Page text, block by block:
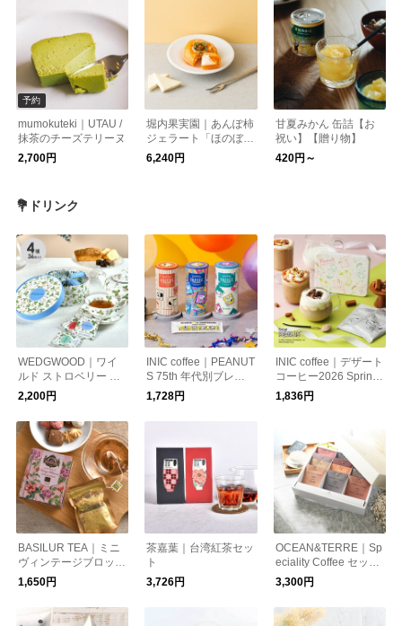
予約
mumokuteki｜UTAU /
抹茶のチーズテリーヌ
2,700円
堀内果実園｜あんぽ柿
ジェラート「ほのぼ
の」
6,240円
甘夏みかん 缶詰【お
祝い】【贈り物】
420円～
💐ドリンク
WEDGWOOD｜ワイ
ルド ストロベリー テ
ィーバッグ WSN-36P
2,200円
INIC coffee｜PEANUT
S 75th 年代別ブレン
ド
1,728円
INIC coffee｜デザート
コーヒー2026 Spring
缶 3C
1,836円
BASILUR TEA｜ミニ
ヴィンテージブロッサ
ム・ローズファンタジ
ー
1,650円
茶嘉葉｜台湾紅茶セッ
ト
3,726円
OCEAN&TERRE｜Sp
eciality Coffee セット
C
3,300円